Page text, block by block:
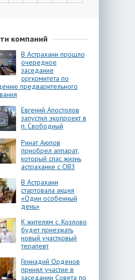
компаний
В Астрахани прошло
очередное
заседание
оргкомитета по
предварительного
Евгений Апостолов
запустил экопроект в
п. Свободный
Ринат Аюпов
приобрел аппарат,
который спас жизнь
астраханке с ОВЗ
В Астрахани
стартовала акция
«Один особенный
день»
К жителям с. Козлово
будет приезжать
новый участковый
терапевт
Геннадий Орденов
принял участие в
заседании Совета по